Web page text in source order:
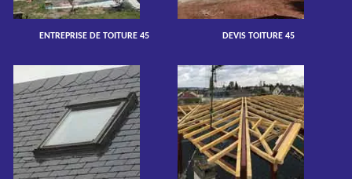
ENTREPRISE DE TOITURE 45 DEVIS TOITURE 45